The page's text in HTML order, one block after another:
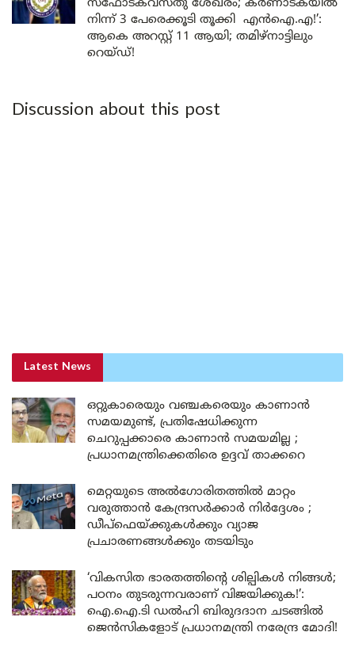
സ്ഫോടകവസ്തു ശേഖരം; കർണാടകയിൽ
നിന്ന് 3 പേരെക്കൂടി തൂക്കി എൻഐ.എ!’:
ആകെ അറസ്റ്റ് 11 ആയി; തമിഴ്‌നാട്ടിലും
റെയ്ഡ്!
Discussion about this post
Latest News
ഒറ്റുകാരെയും വഞ്ചകരെയും കാണാൻ
സമയമുണ്ട്, പ്രതിഷേധിക്കുന്ന
ചെറുപ്പക്കാരെ കാണാൻ സമയമില്ല ;
പ്രധാനമന്ത്രിക്കെതിരെ ഉദ്ദവ് താക്കറെ
മെറ്റയുടെ അൽഗോരിതത്തിൽ മാറ്റം
വരുത്താൻ കേന്ദ്രസർക്കാർ നിർദ്ദേശം ;
ഡീപ്‌ഫെയ്ക്കുകൾക്കും വ്യാജ
പ്രചാരണങ്ങൾക്കും തടയിടും
‘വികസിത ഭാരതത്തിന്റെ ശില്പികൾ നിങ്ങൾ;
പഠനം തുടരുന്നവരാണ് വിജയിക്കുക!’:
ഐ.ഐ.ടി ഡൽഹി ബിരുദദാന ചടങ്ങിൽ
ജെൻസികളോട് പ്രധാനമന്ത്രി നരേന്ദ്ര മോദി!